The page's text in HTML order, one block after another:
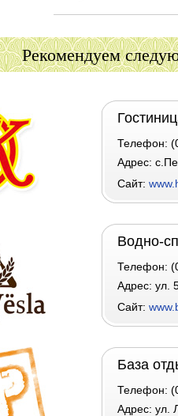
Рекомендуем
Телефон:
Адрес:
Сайт:
Водно-
Телефон:
Адрес: ул.
Сайт:
База
Телефон:
Адрес: ул.